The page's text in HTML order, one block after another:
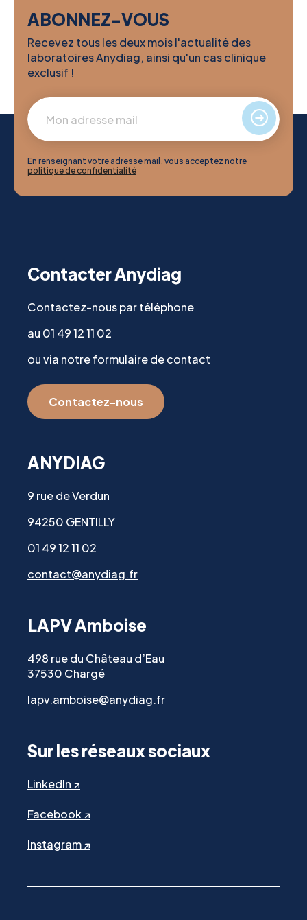
ABONNEZ-VOUS
Recevez tous les deux mois l'actualité des
laboratoires Anydiag, ainsi qu'un cas clinique
exclusif !
En renseignant votre adresse mail, vous acceptez notre
politique de confidentialité
Contacter Anydiag
Contactez-nous par téléphone
au 01 49 12 11 02
ou via notre formulaire de contact
Contactez-nous
ANYDIAG
9 rue de Verdun
94250 GENTILLY
01 49 12 11 02
contact@anydiag.fr
LAPV Amboise
498 rue du Château d’Eau
37530 Chargé
lapv.amboise@anydiag.fr
Sur les réseaux sociaux
LinkedIn ↗
Facebook ↗
Instagram ↗